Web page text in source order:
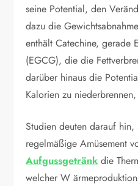
seine Potential, den
dazu die
enthält Catechine, gerade
(EGCG), die die
darüber hinaus die
Kalorien zu
Studien deuten darauf
regelmäßige Amüsement
Aufgussgetränk die
welcher W